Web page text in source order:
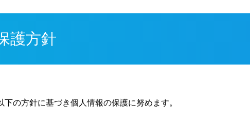
護方針
下の方針に基づき個人情報の保護に努めます。